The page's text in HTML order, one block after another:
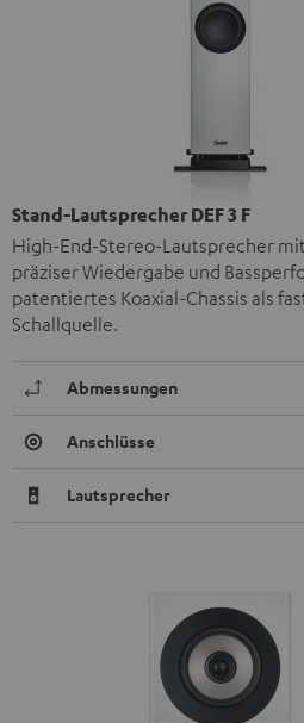
Stand-Lautsprecher DEF 3 F
High-End-Stereo-Lautsprecher
präziser Wiedergabe und
patentiertes Koaxial-Chassis als
Schallquelle.
Abmessungen
Anschlüsse
Lautsprecher